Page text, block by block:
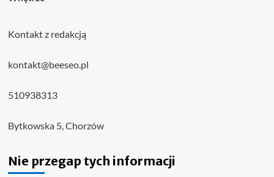
Kontakt z redakcją
kontakt@beeseo.pl
510938313
Bytkowska 5, Chorzów
Nie przegap tych informacji